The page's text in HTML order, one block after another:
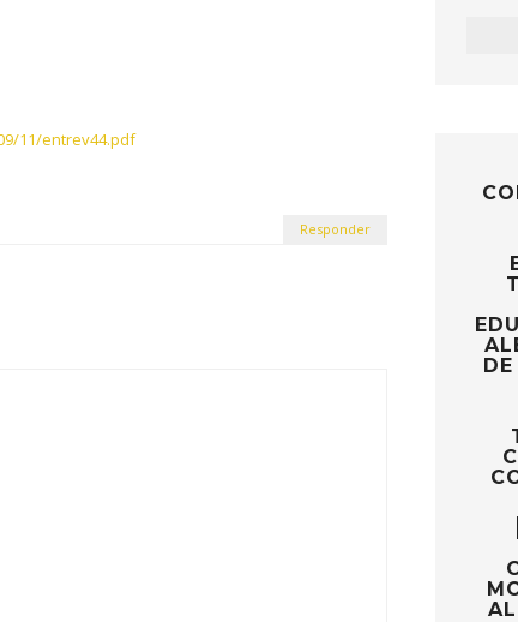
11/entrev44.pdf
Responder